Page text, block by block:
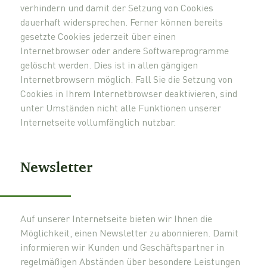
verhindern und damit der Setzung von Cookies
dauerhaft widersprechen. Ferner können bereits
gesetzte Cookies jederzeit über einen
Internetbrowser oder andere Softwareprogramme
gelöscht werden. Dies ist in allen gängigen
Internetbrowsern möglich. Fall Sie die Setzung von
Cookies in Ihrem Internetbrowser deaktivieren, sind
unter Umständen nicht alle Funktionen unserer
Internetseite vollumfänglich nutzbar.
Newsletter
Auf unserer Internetseite bieten wir Ihnen die
Möglichkeit, einen Newsletter zu abonnieren. Damit
informieren wir Kunden und Geschäftspartner in
regelmäßigen Abständen über besondere Leistungen